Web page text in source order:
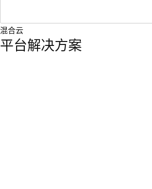
混合云
平台解决方案